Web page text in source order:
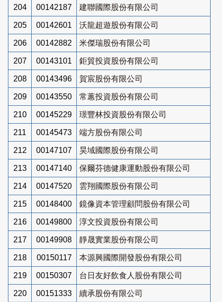
204 00142187 建聯國際股份有限公司
205 00142601 沃龍超遊股份有限公司
206 00142882 米傑瑞股份有限公司
207 00143101 鉅貿投資股份有限公司
208 00143496 賀宸股份有限公司
209 00143550 常蕙投資股份有限公司
210 00145229 璟豐林投資股份有限公司
211 00145473 端方股份有限公司
212 00147107 昊域國際股份有限公司
213 00147140 保爾芬德健康運動股份有限公司
214 00147520 雲翔國際股份有限公司
215 00148400 鏡像資本管理顧問股份有限公司
216 00149800 淳文投資股份有限公司
217 00149908 靜晟實業股份有限公司
218 00150117 本源興國際開發股份有限公司
219 00150307 台日友好飲食人股份有限公司
220 00151333 續承股份有限公司